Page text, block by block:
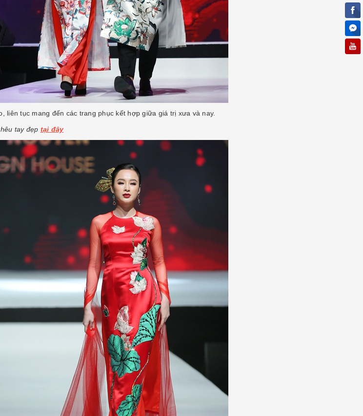
liên tục mang đến các trang phục kết hợp giữa giá trị xưa và nay.
tay đẹp tại đây